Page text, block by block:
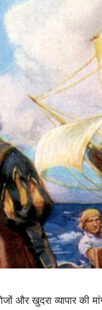
और खुदरा व्यापार